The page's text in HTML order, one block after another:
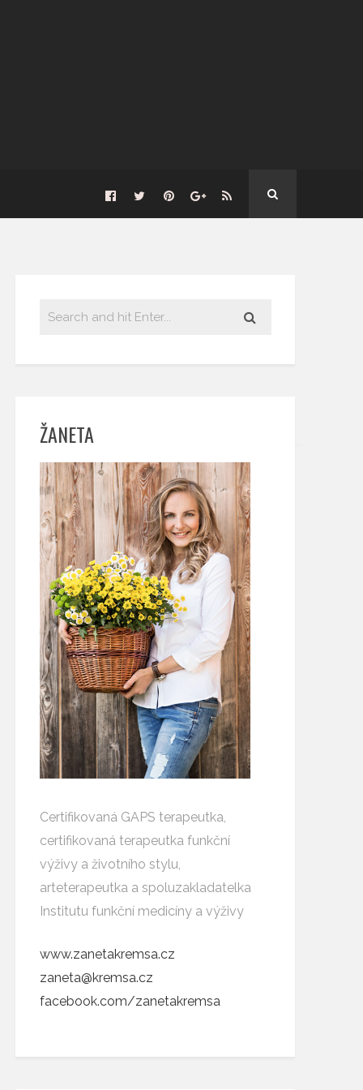
ŽANETA
Certifikovaná GAPS terapeutka,
certifikovaná terapeutka funkční
výživy a životního stylu,
arteterapeutka a spoluzakladatelka
Institutu funkční medicíny a výživy
www.zanetakremsa.cz
zaneta@kremsa.cz
facebook.com/zanetakremsa